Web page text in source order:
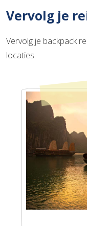
Vervolg je
Vervolg je backpack
locaties.